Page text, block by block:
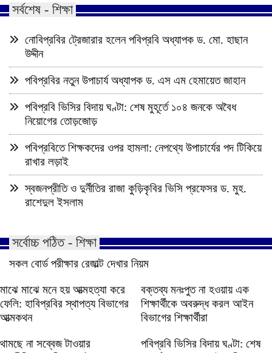
সর্বশেষ - শিক্ষা
নোবিপ্রবির ট্রেজারার হলেন পবিপ্রবি অধ্যাপক ড. মো. হাছান
উদ্দীন
পবিপ্রবির নতুন উপাচার্য অধ্যাপক ড. এস এম হেমায়েত জাহান
পবিপ্রবি ভিসির বিদায় ঘণ্টা: শেষ মুহূর্তে ১০৪ জনকে অবৈধ
নিয়োগের তোড়জোড়
পবিপ্রবিতে শিক্ষকদের ওপর হামলা: নেপথ্যে উপাচার্যের পদ টিকিয়ে
রাখার লড়াই
স্বজনপ্রীতি ও দুর্নীতির রাজা কুড়িকৃবির ভিসি প্রফেসর ড. মুহ.
রাশেদুল ইসলাম
সর্বোচ্চ পঠিত - শিক্ষা
সকল বোর্ড পরীক্ষার রেজাল্ট দেখার নিয়ম
মাঝে মাঝে মনে হয় আত্মহত্যা করে
ফেলি: হাবিপ্রবির স্থাপত্য বিভাগের
আত্মকথন
বক্তব্য মনঃপুত না হওয়ায় এক
শিক্ষার্থীকে অবরুদ্ধ করল আইন
বিভাগের শিক্ষার্থীরা
থামছে না সব্বেজ টাওয়ার
পবিপ্রবি ভিসির বিদায় ঘণ্টা: শেষ